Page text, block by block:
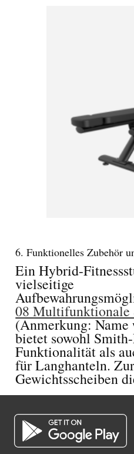
6. Funktionelles Zubehör
Ein Hybrid-
vielseitige
08 Multifunktionale
(Anmerkung: Name
bietet sowohl
Funktionalität als
für Langhanteln.
Gewichtsscheiben